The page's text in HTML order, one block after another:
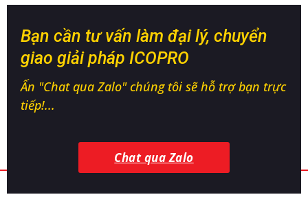
Bạn cần tư vấn làm đại lý, chuyển
giao giải pháp ICOPRO
Ấn "Chat qua Zalo" chúng tôi sẽ hỗ trợ bạn trực
tiếp!...
Chat qua Zalo